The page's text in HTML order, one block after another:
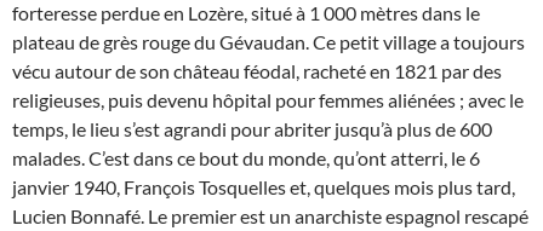
forteresse perdue en Lozère, situé à 1 000 mètres dans le
plateau de grès rouge du Gévaudan. Ce petit village a toujours
vécu autour de son château féodal, racheté en 1821 par des
religieuses, puis devenu hôpital pour femmes aliénées ; avec le
temps, le lieu s’est agrandi pour abriter jusqu’à plus de 600
malades. C’est dans ce bout du monde, qu’ont atterri, le 6
janvier 1940, François Tosquelles et, quelques mois plus tard,
Lucien Bonnafé. Le premier est un anarchiste espagnol rescapé